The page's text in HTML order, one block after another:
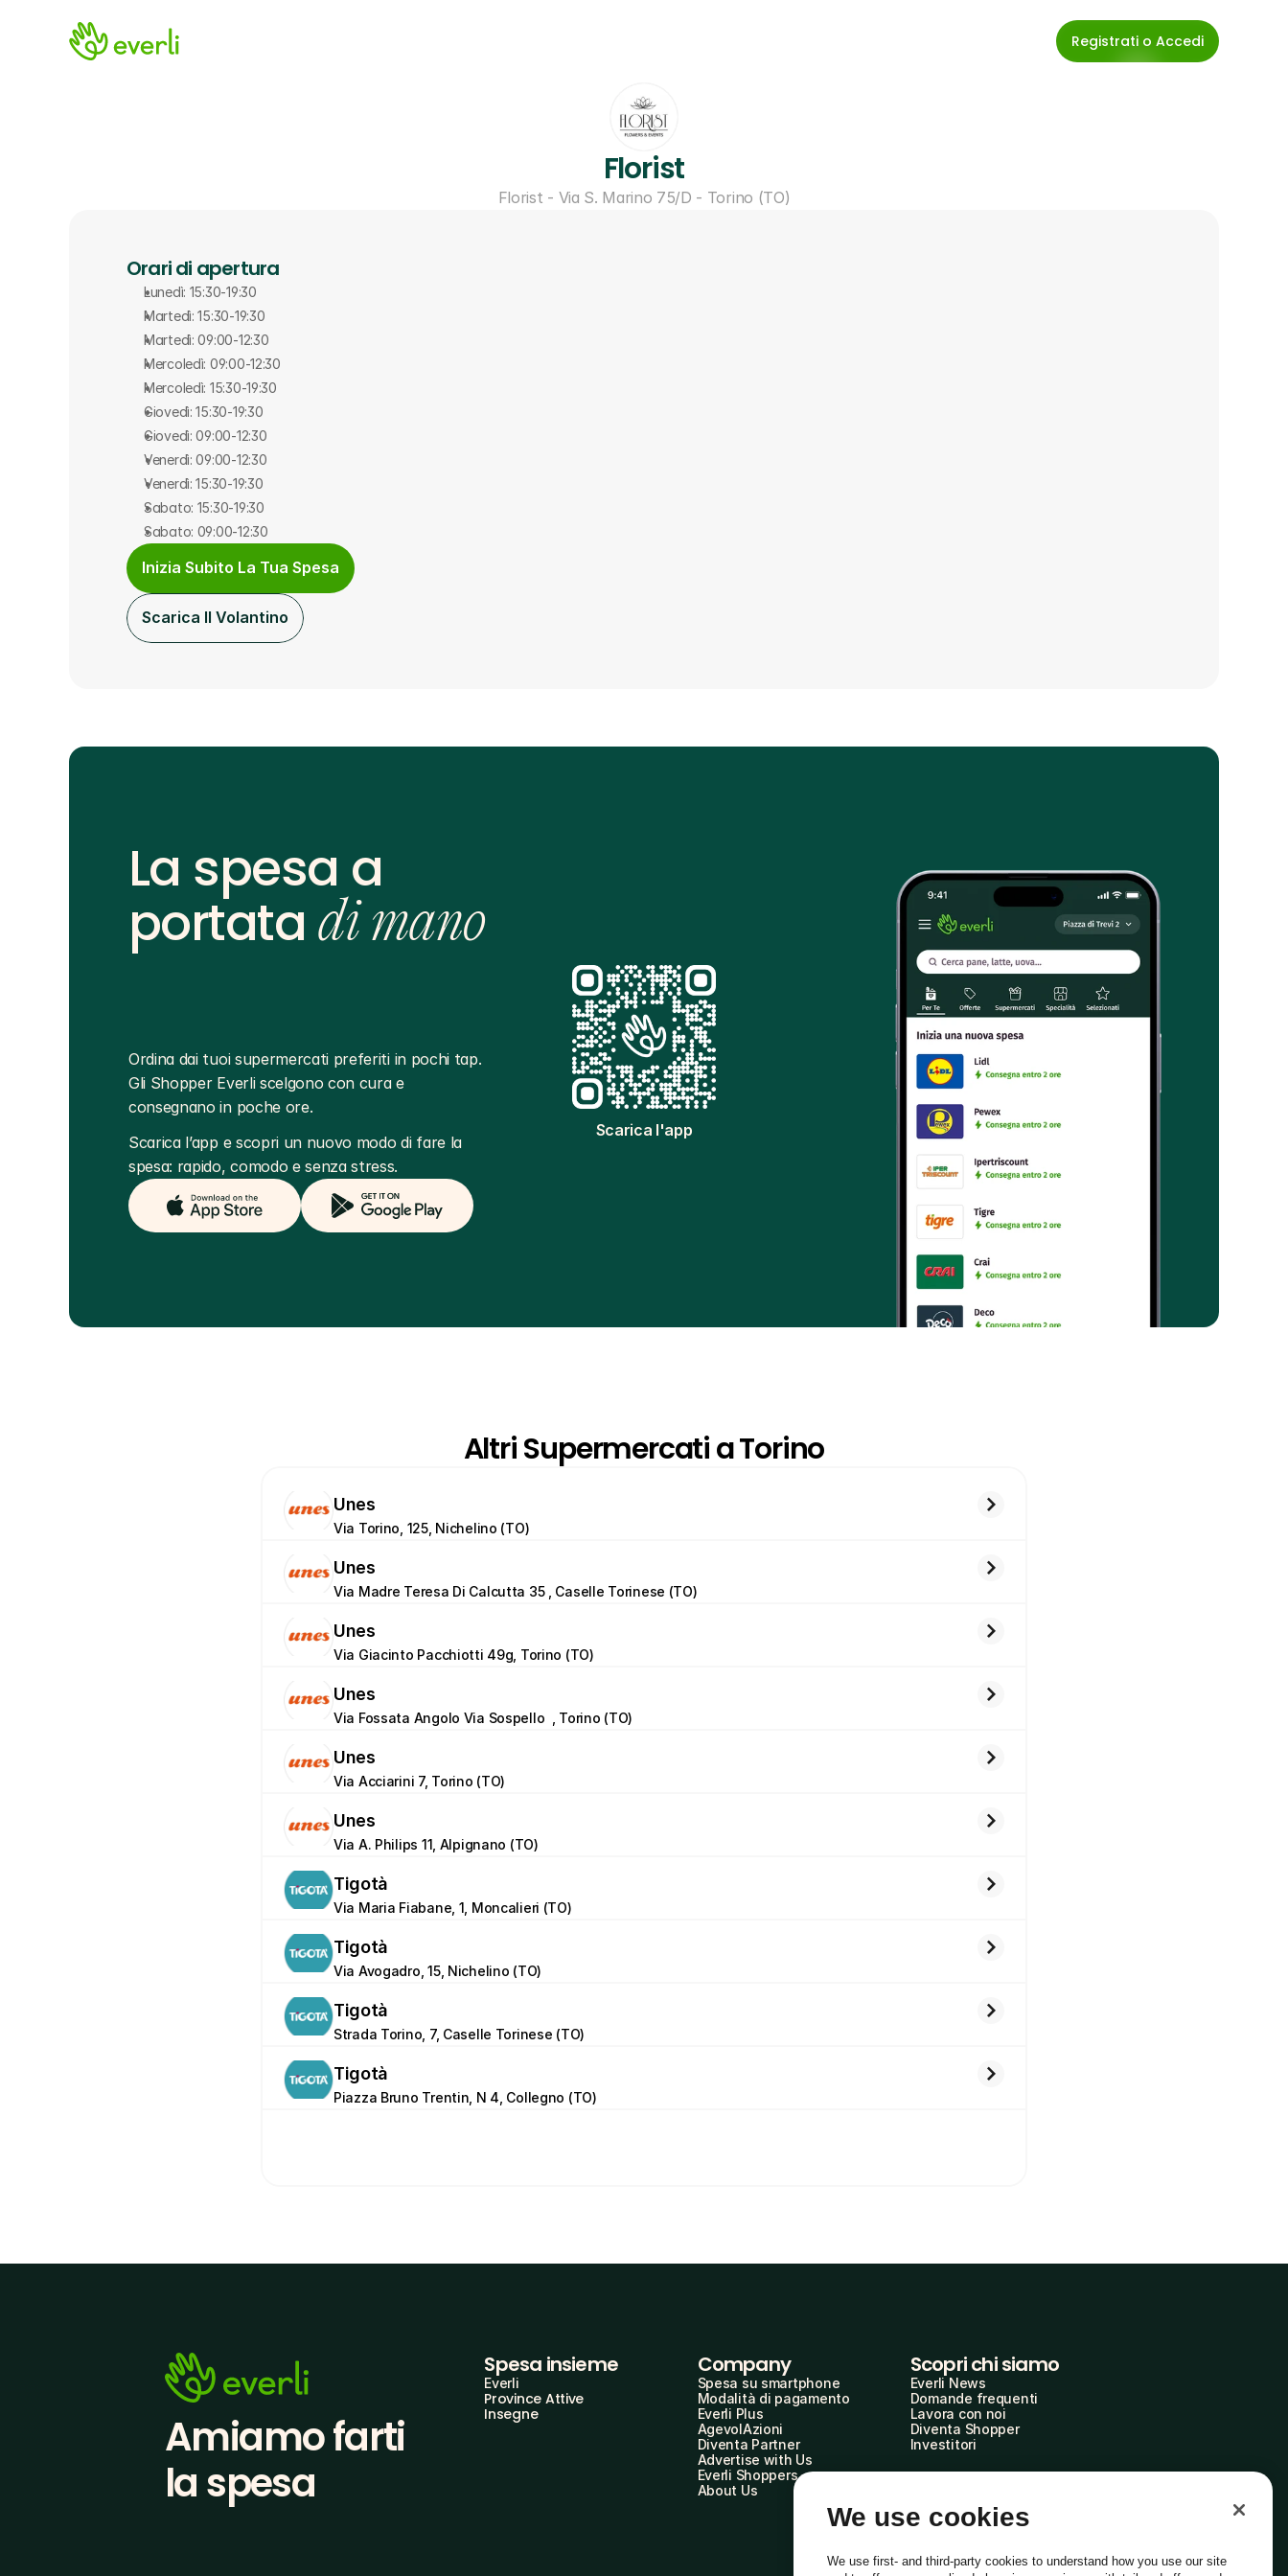
Registrati o Accedi
Florist
Florist - Via S. Marino 75/D - Torino (TO)
Orari di apertura
Lunedì: 15:30-19:30
Martedì: 15:30-19:30
Martedì: 09:00-12:30
Mercoledì: 09:00-12:30
Mercoledì: 15:30-19:30
Giovedì: 15:30-19:30
Giovedì: 09:00-12:30
Venerdì: 09:00-12:30
Venerdì: 15:30-19:30
Sabato: 15:30-19:30
Sabato: 09:00-12:30
Inizia Subito La Tua Spesa
Scarica Il Volantino
Scarica l'app
La spesa a
portata di mano
Ordina dai tuoi supermercati preferiti in pochi tap.
Gli Shopper Everli scelgono con cura e
consegnano in poche ore.
Scarica l’app e scopri un nuovo modo di fare la
spesa: rapido, comodo e senza stress.
Altri Supermercati a Torino
Unes
Via Torino, 125, Nichelino (TO)
Unes
Via Madre Teresa Di Calcutta 35 , Caselle Torinese (TO)
Unes
Via Giacinto Pacchiotti 49g, Torino (TO)
Unes
Via Fossata Angolo Via Sospello  , Torino (TO)
Unes
Via Acciarini 7, Torino (TO)
Unes
Via A. Philips 11, Alpignano (TO)
Tigotà
Via Maria Fiabane, 1, Moncalieri (TO)
Tigotà
Via Avogadro, 15, Nichelino (TO)
Tigotà
Strada Torino, 7, Caselle Torinese (TO)
Tigotà
Piazza Bruno Trentin, N 4, Collegno (TO)
Amiamo farti
la spesa
Spesa insieme
Everli
Province Attive
Insegne
Company
Spesa su smartphone
Modalità di pagamento
Everli Plus
AgevolAzioni
Diventa Partner
Advertise with Us
Everli Shoppers
About Us
Scopri chi siamo
Everli News
Domande frequenti
Lavora con noi
Diventa Shopper
Investitori
We use cookies
We use first- and third-party cookies to understand how you use our site